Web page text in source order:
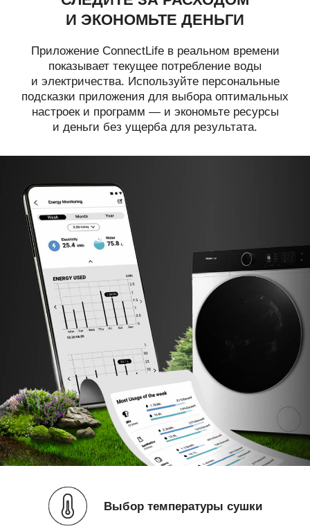
И ЭКОНОМЬТЕ ДЕНЬГИ
Приложение ConnectLife в реальном времени
показывает текущее потребление воды
и электричества. Используйте персональные
подсказки приложения для выбора оптимальных
настроек и программ — и экономьте ресурсы
и деньги без ущерба для результата.
Выбор температуры сушки